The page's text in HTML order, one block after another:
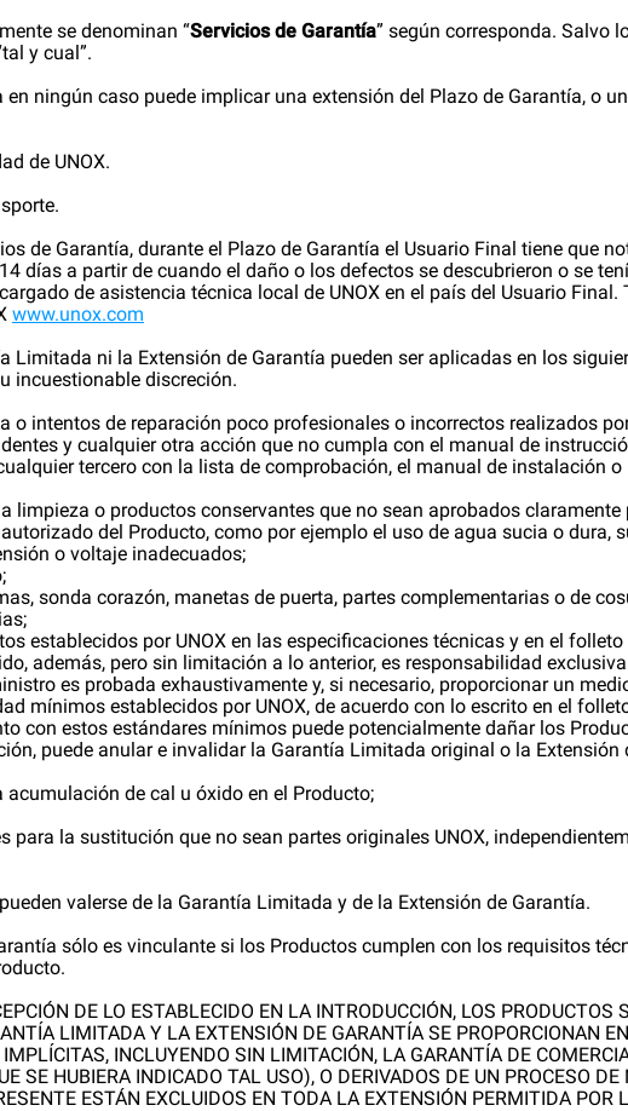
se denominan “Servicios de Garantía” según corresponda. Salvo
y cual”.
ningún caso puede implicar una extensión del Plazo de Garantía, o
de UNOX.
de Garantía, durante el Plazo de Garantía el Usuario Final tiene que
días a partir de cuando el daño o los defectos se descubrieron o se
de asistencia técnica local de UNOX en el país del Usuario Final.
www.unox.com
Limitada ni la Extensión de Garantía pueden ser aplicadas en los
incuestionable discreción.
o intentos de reparación poco profesionales o incorrectos realizados
y cualquier otra acción que no cumpla con el manual de
tercero con la lista de comprobación, el manual de instalación
limpieza o productos conservantes que no sean aprobados claramente
del Producto, como por ejemplo el uso de agua sucia o dura,
o voltaje inadecuados;
sonda corazón, manetas de puerta, partes complementarias o de
establecidos por UNOX en las especificaciones técnicas y en el folleto
además, pero sin limitación a lo anterior, es responsabilidad
es probada exhaustivamente y, si necesario, proporcionar un
mínimos establecidos por UNOX, de acuerdo con lo escrito en el
con estos estándares mínimos puede potencialmente dañar los
puede anular e invalidar la Garantía Limitada original o la Extensión
de cal u óxido en el Producto;
para la sustitución que no sean partes originales UNOX,
valerse de la Garantía Limitada y de la Extensión de Garantía.
sólo es vinculante si los Productos cumplen con los requisitos
DE LO ESTABLECIDO EN LA INTRODUCCIÓN, LOS PRODUCTOS
LIMITADA Y LA EXTENSIÓN DE GARANTÍA SE PROPORCIONAN
INCLUYENDO SIN LIMITACIÓN, LA GARANTÍA DE
SE HUBIERA INDICADO TAL USO), O DERIVADOS DE UN PROCESO DE
ESTÁN EXCLUIDOS EN TODA LA EXTENSIÓN PERMITIDA POR